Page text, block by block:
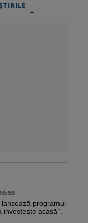
programul
investește acasă”.